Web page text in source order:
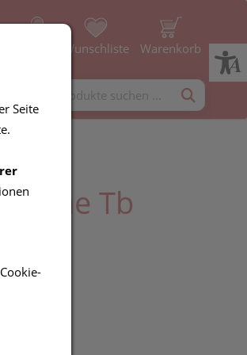
Wunschliste Warenkorb
Tb
Seite